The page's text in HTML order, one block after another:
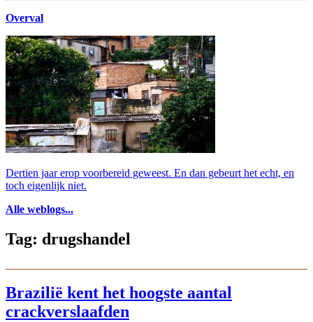
Overval
Dertien jaar erop voorbereid geweest. En dan gebeurt het echt, en
toch eigenlijk niet.
Alle weblogs...
Tag: drugshandel
Brazilië kent het hoogste aantal
crackverslaafden